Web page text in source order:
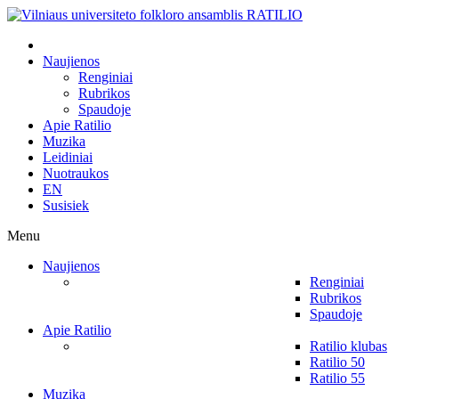
Naujienos
Renginiai
Rubrikos
Spaudoje
Apie Ratilio
Muzika
Leidiniai
Nuotraukos
EN
Susisiek
Menu
Naujienos
Renginiai
Rubrikos
Spaudoje
Apie Ratilio
Ratilio klubas
Ratilio 50
Ratilio 55
Muzika